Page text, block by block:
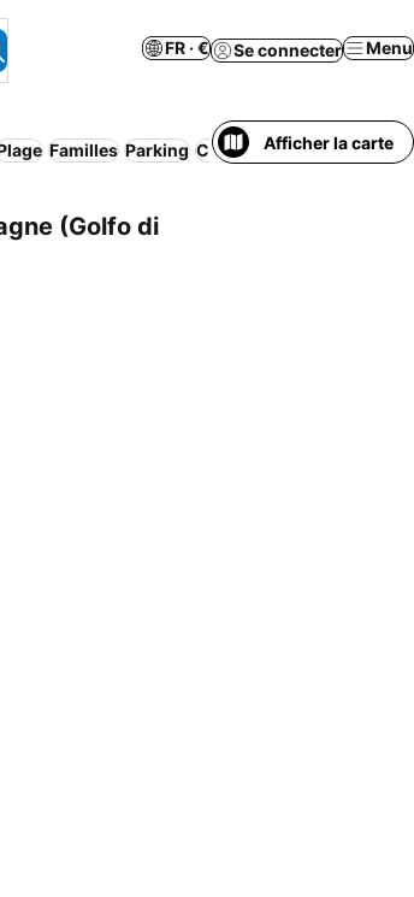
FR · € Se connecter Menu
Familles Parking Climatisation Petit
Afficher la carte
(Golfo di
mes favoris
mes favoris